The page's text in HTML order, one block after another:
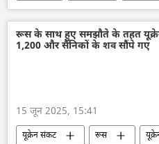
रूस के साथ हुए समझौते के तहत
1,200 और सैनिकों के शव सौंपे गए
15 जून 2025, 15:41
यूक्रेन संकट रूस